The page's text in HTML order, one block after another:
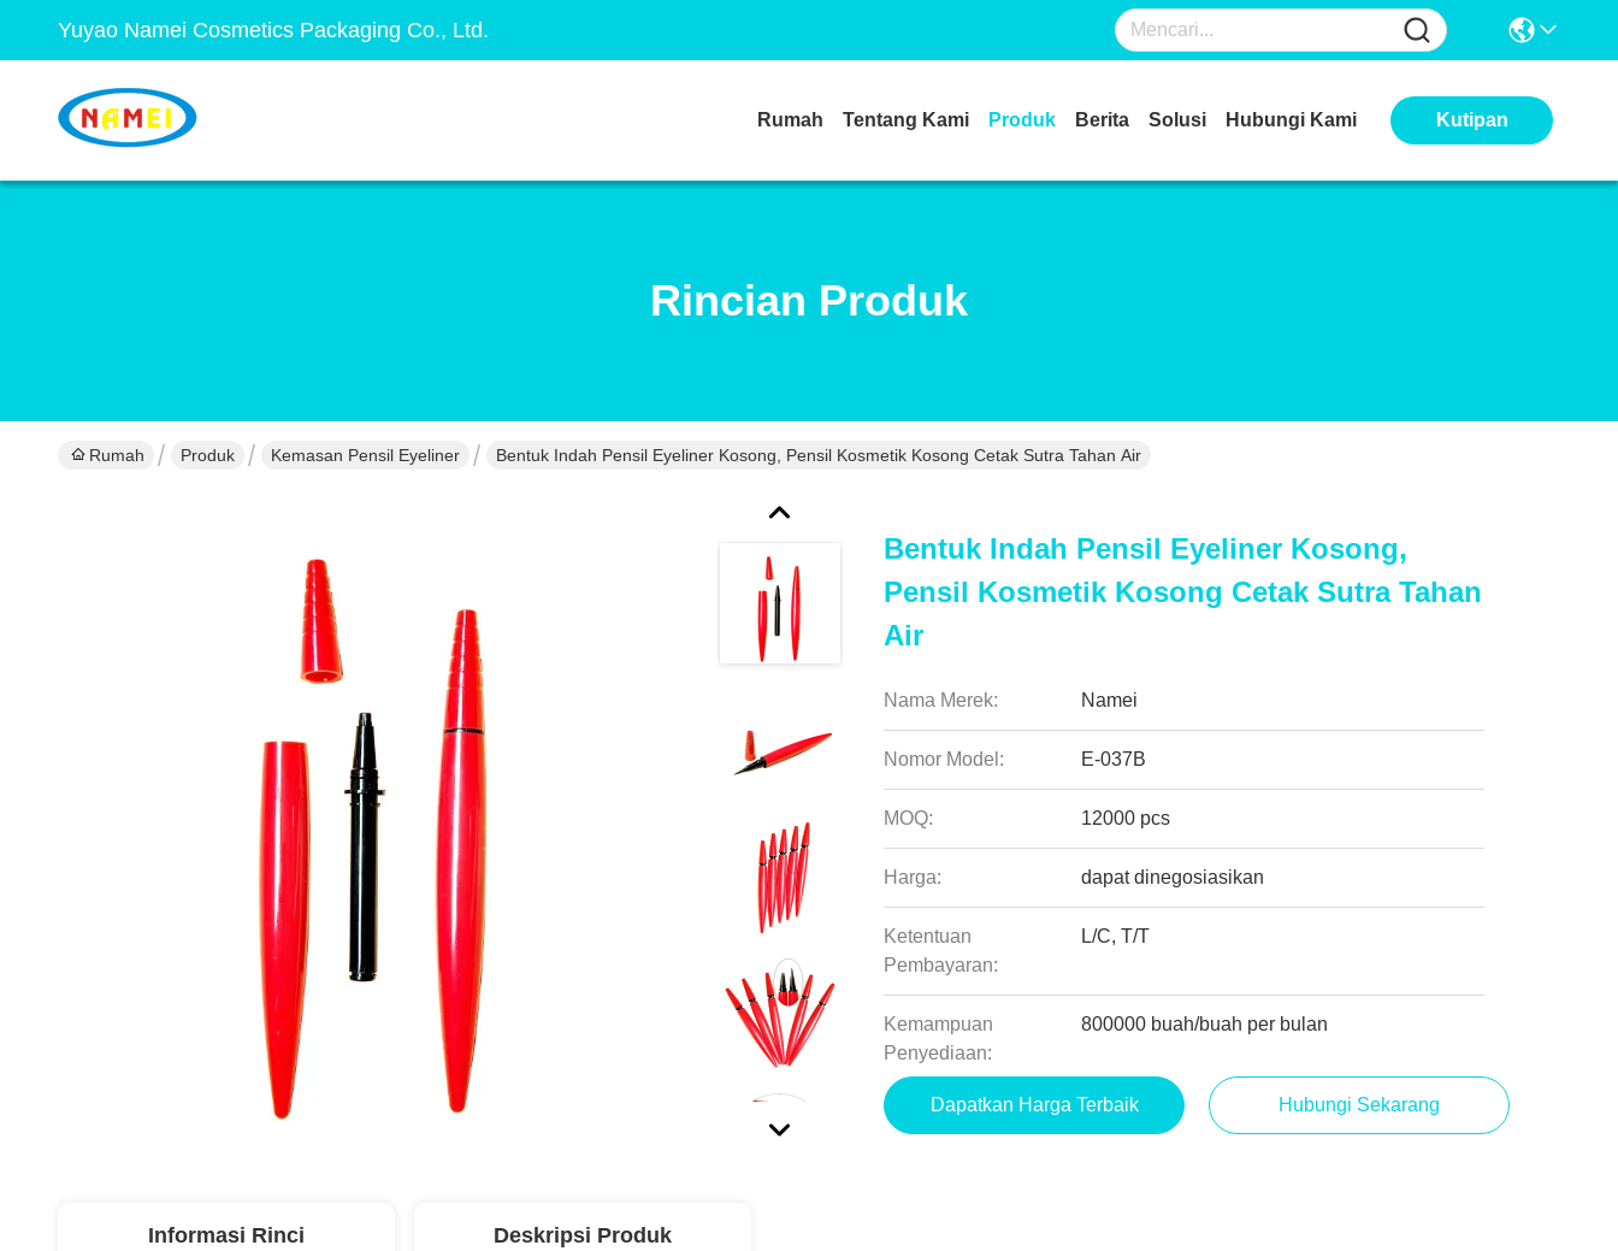
Yuyao Namei Cosmetics Packaging Co., Ltd.
Rumah Tentang Kami Produk Berita Solusi Hubungi Kami Kutipan
Rincian Produk
Rumah Produk Kemasan Pensil Eyeliner Bentuk Indah Pensil Eyeliner Kosong, Pensil Kosmetik Kosong Cetak Sutra Tahan Air
Bentuk Indah Pensil Eyeliner Kosong,
Pensil Kosmetik Kosong Cetak Sutra Tahan
Air
Nama Merek: Namei
Nomor Model: E-037B
MOQ: 12000 pcs
Harga: dapat dinegosiasikan
Ketentuan
Pembayaran:
L/C, T/T
Kemampuan
Penyediaan:
800000 buah/buah per bulan
Dapatkan Harga Terbaik Hubungi Sekarang
Informasi Rinci Deskripsi Produk